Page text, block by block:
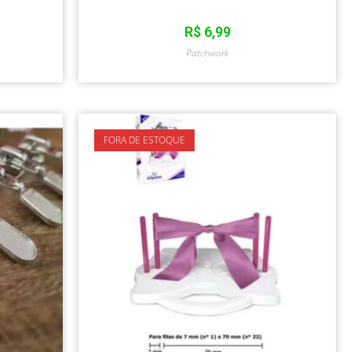
R$6,99
Patchwork
FORA DE ESTOQUE